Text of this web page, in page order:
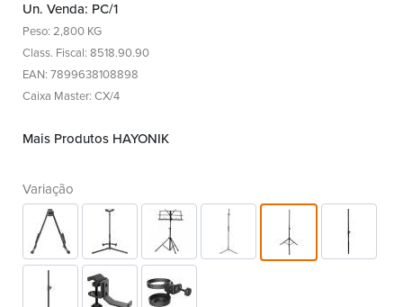
Un. Venda: PC/1
Peso: 2,800 KG
Class. Fiscal: 8518.90.90
EAN: 7899638108898
Caixa Master: CX/4
Mais Produtos HAYONIK
Variação